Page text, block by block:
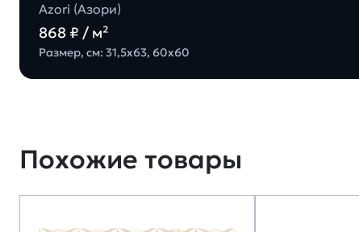
Azori (Азори)
868 ₽ / м²
Размер, см: 31,5х63, 60х60
Похожие товары